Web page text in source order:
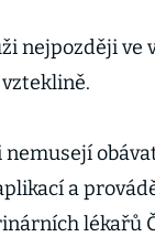
nejpozději ve
a
lékařů